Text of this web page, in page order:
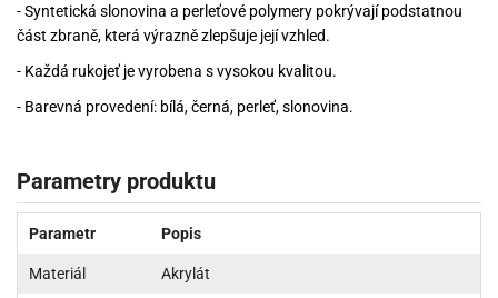
- Syntetická slonovina a perleťové polymery pokrývají podstatnou
část zbraně, která výrazně zlepšuje její vzhled.
- Každá rukojeť je vyrobena s vysokou kvalitou.
- Barevná provedení: bílá, černá, perleť, slonovina.
Parametry produktu
Parametr Popis
Materiál Akrylát